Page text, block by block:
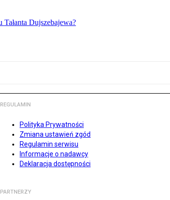
Dujszebajewa?
REGULAMIN
Polityka Prywatności
Zmiana ustawień zgód
Regulamin serwisu
Informacje o nadawcy
Deklaracja dostępności
PARTNERZY